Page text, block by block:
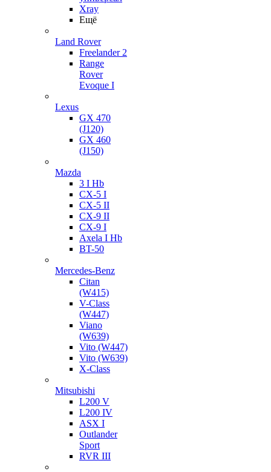
Xray
Ещё
Land Rover
Freelander 2
Range
Rover
Evoque I
Lexus
GX 470
(J120)
GX 460
(J150)
Mazda
3 I Hb
CX-5 I
CX-5 II
CX-9 II
CX-9 I
Axela I Hb
BT-50
Mercedes-Benz
Citan
(W415)
V-Class
(W447)
Viano
(W639)
Vito (W447)
Vito (W639)
X-Class
Mitsubishi
L200 V
L200 IV
ASX I
Outlander
Sport
RVR III